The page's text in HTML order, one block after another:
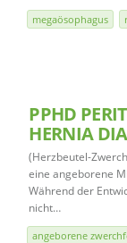
megaösophagus
PPHD
HERNIA
(Herzbeutel-
eine angeborene
Während der
nicht…
angeborene